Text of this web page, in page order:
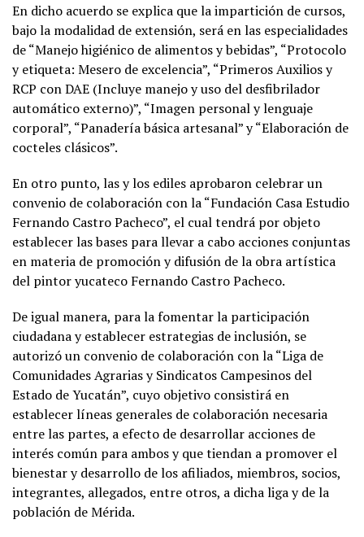
En dicho acuerdo se explica que la impartición de cursos,
bajo la modalidad de extensión, será en las especialidades
de “Manejo higiénico de alimentos y bebidas”, “Protocolo
y etiqueta: Mesero de excelencia”, “Primeros Auxilios y
RCP con DAE (Incluye manejo y uso del desfibrilador
automático externo)”, “Imagen personal y lenguaje
corporal”, “Panadería básica artesanal” y “Elaboración de
cocteles clásicos”.
En otro punto, las y los ediles aprobaron celebrar un
convenio de colaboración con la “Fundación Casa Estudio
Fernando Castro Pacheco”, el cual tendrá por objeto
establecer las bases para llevar a cabo acciones conjuntas
en materia de promoción y difusión de la obra artística
del pintor yucateco Fernando Castro Pacheco.
De igual manera, para la fomentar la participación
ciudadana y establecer estrategias de inclusión, se
autorizó un convenio de colaboración con la “Liga de
Comunidades Agrarias y Sindicatos Campesinos del
Estado de Yucatán”, cuyo objetivo consistirá en
establecer líneas generales de colaboración necesaria
entre las partes, a efecto de desarrollar acciones de
interés común para ambos y que tiendan a promover el
bienestar y desarrollo de los afiliados, miembros, socios,
integrantes, allegados, entre otros, a dicha liga y de la
población de Mérida.